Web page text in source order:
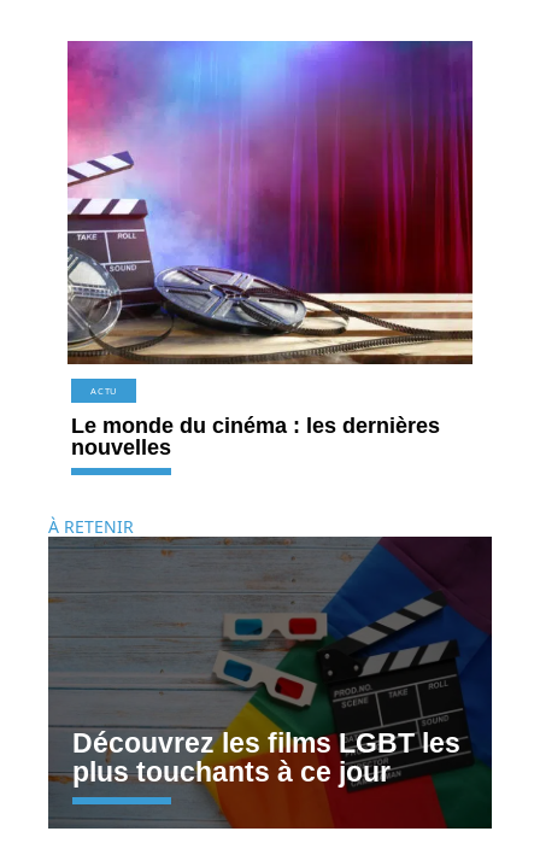
ACTU
Le monde du cinéma : les dernières
nouvelles
À RETENIR
Découvrez les films LGBT les
plus touchants à ce jour